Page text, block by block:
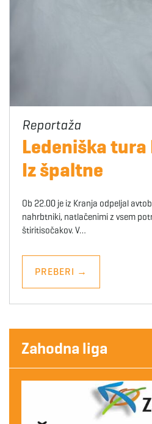
Ledeniška tura
Iz špaltne
Ob 22.00 je iz Kranja odpeljal
nahrbtniki, natlačenimi z vsem
štiritisočakov. V…
PREBERI →
Zahodna liga